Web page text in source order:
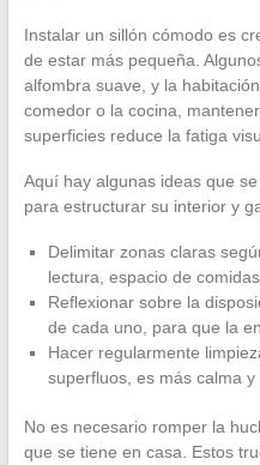
Instalar un sillón cómodo es
de estar más pequeña.
alfombra suave, y la
comedor o la cocina,
superficies reduce la fatiga
Aquí hay algunas ideas que
para estructurar su interior y
Delimitar zonas claras
lectura, espacio de
Reflexionar sobre la
de cada uno, para que la
Hacer regularmente
superfluos, es más calma y
No es necesario romper la
que se tiene en casa. Estos